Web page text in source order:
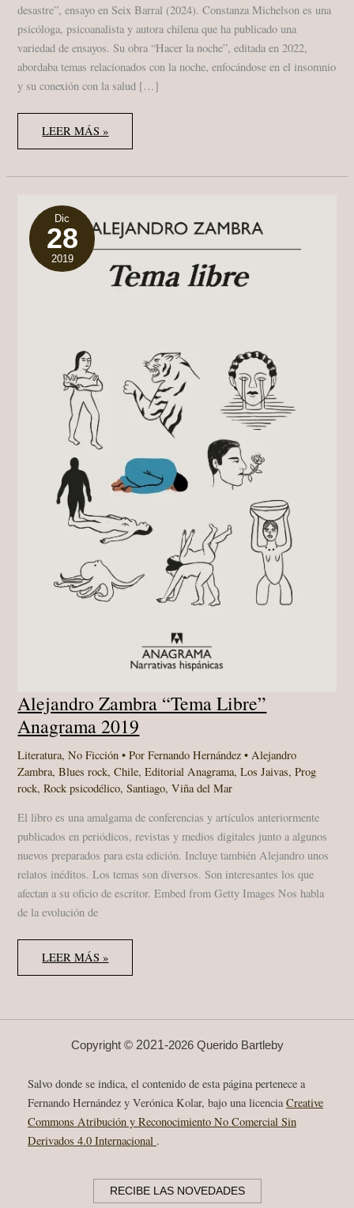
desastre”, ensayo en Seix Barral (2024). Constanza Michelson es una
psicóloga, psicoanalista y autora chilena que ha publicado una
variedad de ensayos. Su obra “Hacer la noche”, editada en 2022,
abordaba temas relacionados con la noche, enfocándose en el insomnio
y su conexión con la salud […]
CONSTANZA
MICHELSON
“NOSTALGIA
DESASTRE”
2024
LEER MÁS »
Dic
28
2019
Alejandro Zambra “Tema Libre”
Anagrama 2019
Literatura,No Ficción • PorFernando Hernández•Alejandro
Zambra,Blues rock,Chile,Editorial Anagrama,Los Jaivas,Prog
rock,Rock psicodélico,Santiago,Viña del Mar
El libro es una amalgama de conferencias y artículos anteriormente
publicados en periódicos, revistas y medios digitales junto a algunos
nuevos preparados para esta edición. Incluye también Alejandro unos
relatos inéditos. Los temas son diversos. Son interesantes los que
afectan a su oficio de escritor. Embed from Getty Images Nos habla
de la evolución de
ALEJANDRO
ZAMBRA
“TEMA
LEER MÁS »
Copyright © 2021-2026 Querido Bartleby
Salvo donde se indica, el contenido de esta página pertenece a
Fernando Hernández y Verónica Kolar, bajo una licenciaCreative
Commons Atribución y Reconocimiento No Comercial Sin
Derivados 4.0 Internacional .
RECIBE LAS NOVEDADES